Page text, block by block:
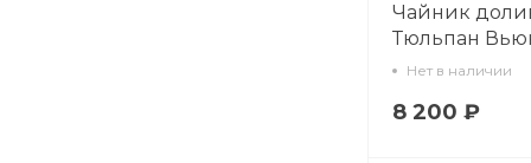
Чайник
Тюльпан
мл арт.
Нет в наличии
8 200 ₽